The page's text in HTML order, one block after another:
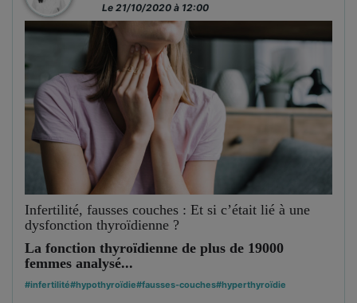
Le 21/10/2020 à 12:00
Infertilité, fausses couches : Et si c’était lié à une
dysfonction thyroïdienne ?
La fonction thyroïdienne de plus de 19000
femmes analysé...
#infertilité#hypothyroïdie#fausses-couches#hyperthyroïdie